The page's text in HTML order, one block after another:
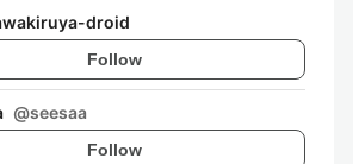
droid
Follow
@seesaa
Follow